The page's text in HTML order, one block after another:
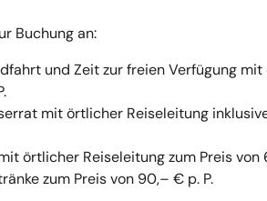
Buchung an:
und Zeit zur freien Verfügung
mit örtlicher Reiseleitung
örtlicher Reiseleitung zum Preis von
zum Preis von 90,– € p. P.